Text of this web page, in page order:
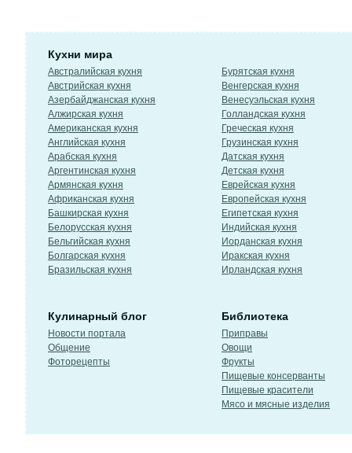
Кухни мира
Австралийская кухня
Австрийская кухня
Азербайджанская кухня
Алжирская кухня
Американская кухня
Английская кухня
Арабская кухня
Аргентинская кухня
Армянская кухня
Африканская кухня
Башкирская кухня
Белорусская кухня
Бельгийская кухня
Болгарская кухня
Бразильская кухня
Бурятская кухня
Венгерская кухня
Венесуэльская кухня
Голландская кухня
Греческая кухня
Грузинская кухня
Датская кухня
Детская кухня
Еврейская кухня
Европейская кухня
Египетская кухня
Индийская кухня
Иорданская кухня
Иракская кухня
Ирландская кухня
Кулинарный блог
Новости портала
Общение
Фоторецепты
Библиотека
Приправы
Овощи
Фрукты
Пищевые консерванты
Пищевые красители
Мясо и мясные изделия